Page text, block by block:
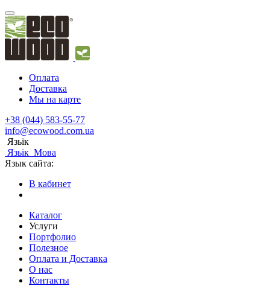
Оплата
Доставка
Мы на карте
+38 (044) 583-55-77
info@ecowood.com.ua
Язьік
Язьік Мова
Язык сайта:
В кабинет
Каталог
Услуги
Портфолио
Полезное
Оплата и Доставка
О нас
Контакты